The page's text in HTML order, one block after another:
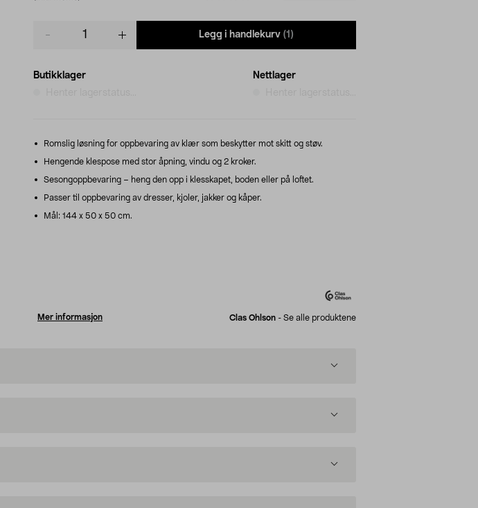
Legg i handlekurv (1)
Butikklager
Nettlager
Romslig løsning for oppbevaring av klær som beskytter mot skitt og støv.
Hengende klespose med stor åpning, vindu og 2 kroker.
Sesongoppbevaring – heng den opp i klesskapet, boden eller på loftet.
Passer til oppbevaring av dresser, kjoler, jakker og kåper.
Mål: 144 x 50 x 50 cm.
Mer informasjon Clas Ohlson - Se alle produktene